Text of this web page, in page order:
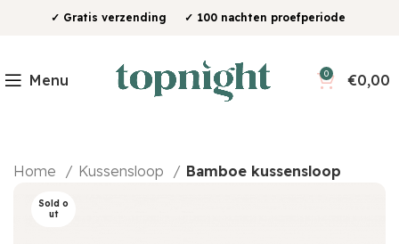
✓ Gratis verzending ✓ 100 nachten proefperiode
Menu 0 €0,00
Home Kussensloop Bamboe kussensloop
Sold o
ut